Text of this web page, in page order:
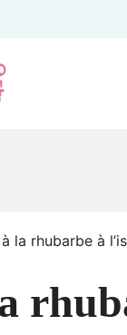
la rhubarbe à